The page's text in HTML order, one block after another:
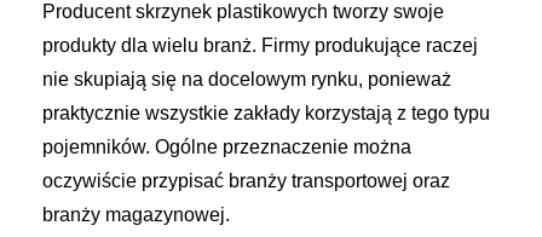
Producent skrzynek plastikowych tworzy swoje
produkty dla wielu branż. Firmy produkujące raczej
nie skupiają się na docelowym rynku, ponieważ
praktycznie wszystkie zakłady korzystają z tego typu
pojemników. Ogólne przeznaczenie można
oczywiście przypisać branży transportowej oraz
branży magazynowej.